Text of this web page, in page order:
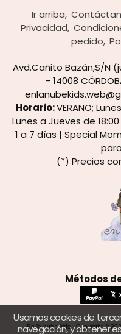
Ir arriba
Privacidad
pedido
Avd.Cañito Bazán,S/N
- 14008
Horario:VERANO;
Lunes a Jueves de 18:00
1 a 7 días | Special
(*) Precios
Métodos
En la nube kids- Copyright ©
Usamos cookies de
navegación, y obtener